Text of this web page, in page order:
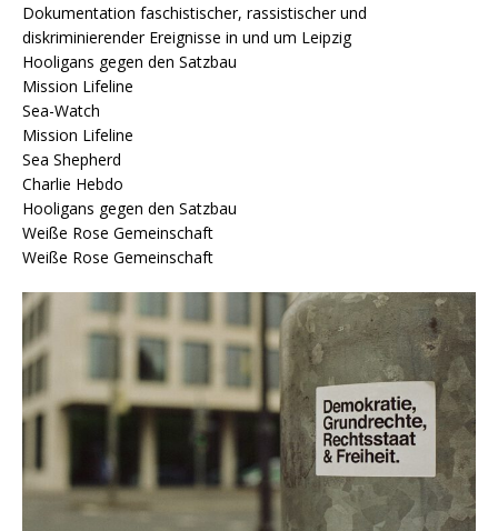
Dokumentation faschistischer, rassistischer und
diskriminierender Ereignisse in und um Leipzig
Hooligans gegen den Satzbau
Mission Lifeline
Sea-Watch
Mission Lifeline
Sea Shepherd
Charlie Hebdo
Hooligans gegen den Satzbau
Weiße Rose Gemeinschaft
Weiße Rose Gemeinschaft